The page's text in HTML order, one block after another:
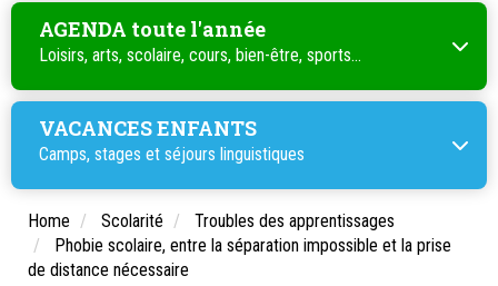
AGENDA toute l'année
Loisirs, arts, scolaire, cours, bien-être, sports...
VACANCES ENFANTS
Camps, stages et séjours linguistiques
Home Scolarité
Troubles des apprentissages
Phobie scolaire, entre la séparation impossible et la prise
de distance nécessaire